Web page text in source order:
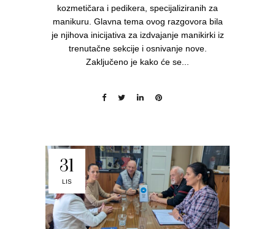
kozmetičara i pedikera, specijaliziranih za
manikuru. Glavna tema ovog razgovora bila
je njihova inicijativa za izdvajanje manikirki iz
trenutačne sekcije i osnivanje nove.
Zaključeno je kako će se...
31
LIS